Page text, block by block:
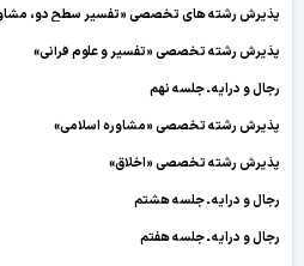
پذیرش رشته های تخصصی «تفسیر سطح دو،
پذیرش رشته تخصصی «تفسیر و علوم قرآنی»
رجال و درایه ـ جلسه نهم
پذیرش رشته تخصصی «مشاوره اسلامی»
پذیرش رشته تخصصی «اخلاق»
رجال و درایه ـ جلسه هشتم
رجال و درایه ـ جلسه هفتم